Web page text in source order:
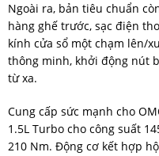
Ngoài ra, bản tiêu chuẩn
hàng ghế trước, sạc điện
kính cửa sổ một chạm lên/
thông minh, khởi động nút
từ xa.
Cung cấp sức mạnh cho
1.5L Turbo cho công suất
210 Nm. Động cơ kết hợp